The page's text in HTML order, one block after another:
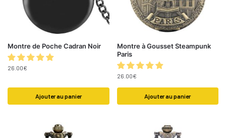
Montre de Poche Cadran Noir
26.00€
Ajouter au panier
Montre à Gousset Steampunk
Paris
26.00€
Ajouter au panier